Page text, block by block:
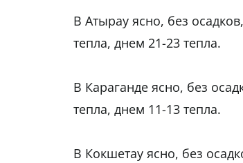
В Атырау ясно, без
тепла, днем 21-23 тепла.
В Караганде ясно, без
тепла, днем 11-13 тепла.
В Кокшетау ясно, без